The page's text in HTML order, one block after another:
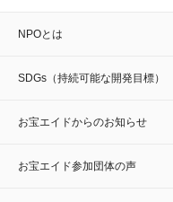
NPOとは
SDGs（持続可能な開発目標）
お宝エイドからのお知らせ
お宝エイド参加団体の声